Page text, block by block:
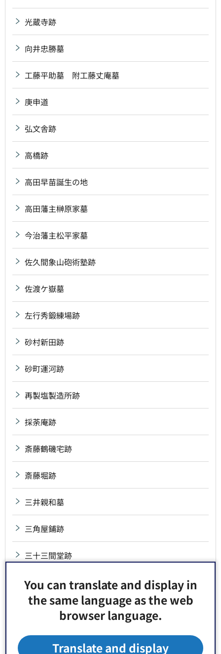
You can translate and display in
the same language as the web
browser language.
Translate and display
光蔵寺跡
向井忠勝墓
工藤平助墓 附工藤丈庵墓
庚申道
弘文舎跡
高橋跡
高田早苗誕生の地
高田藩主榊原家墓
今治藩主松平家墓
佐久間象山砲術塾跡
佐渡ケ嶽墓
左行秀鍛練場跡
砂村新田跡
砂町運河跡
再製塩製造所跡
採荼庵跡
斎藤鶴磯宅跡
斎藤堀跡
三井親和墓
三角屋鋪跡
三十三間堂跡
三代・四代・五代山響墓
三代・四代・六代若松墓
三沢局墓